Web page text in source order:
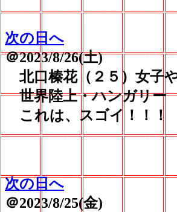
次の日へ
＠2023/8/26(土)
北口榛花（２５）女子
世界陸上・ハンガリー
これは、スゴイ！！！
次の日へ
＠2023/8/25(金)